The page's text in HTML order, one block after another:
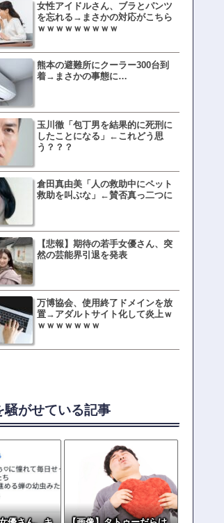
女性アイドルさん、ブラとパンツ
を忘れる→まさかの対応がこちら
ｗｗｗｗｗｗｗｗｗ
熊本の避難所にクーラー300台到
着→まさかの事態に…
玉川徹「包丁男を結果的に死刑に
したことになる」←これどう思
う？？？
倉田真由美「人の救助中にペット
救助を叫ぶな」←賛否真っ二つに
【悲報】期待の若手女優さん、突
然の芸能界引退を発表
万博協会、使用終了ドメインを放
置→アダルトサイト化して炎上ｗ
ｗｗｗｗｗｗｗ
ランサムウェア攻撃を受け
レイ、わずか10日で復旧し
がこちら
福岡テレビ局にとんでもな
アナが入社してしまうｗｗｗ
【衝撃】三笘が事故った時
てた車ってさ…←これw w
有吉「うまくても絶対に行
ない店」がこちら…ネット
母親「息子の借りた本が心
真をSNS投稿→司書らから
元TOKIO山口達也、家賃3.4
の新居を公開ｗｗｗｗｗｗ
騒がせている記事